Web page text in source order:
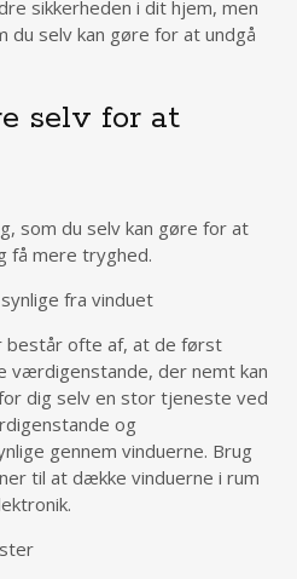
sikkerheden i dit hjem, men
selv kan gøre for at undgå
selv for at
som du selv kan gøre for at
få mere tryghed.
fra vinduet
består ofte af, at de først
værdigenstande, der nemt kan
dig selv en stor tjeneste ved
og
gennem vinduerne. Brug
til at dække vinduerne i rum